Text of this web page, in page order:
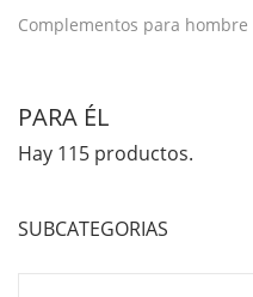
Complementos para hombre
PARA ÉL
Hay 115 productos.
SUBCATEGORIAS